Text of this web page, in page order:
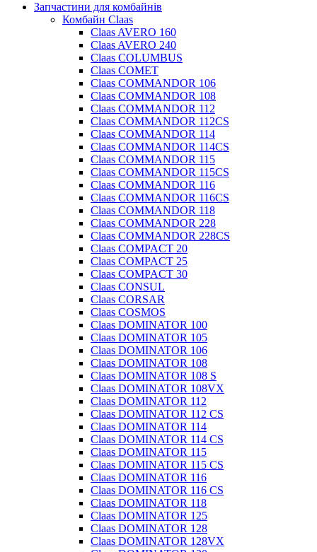
Запчастини для комбайнів
Комбайн Claas
Claas AVERO 160
Claas AVERO 240
Claas COLUMBUS
Claas COMET
Claas COMMANDOR 106
Claas COMMANDOR 108
Claas COMMANDOR 112
Claas COMMANDOR 112CS
Claas COMMANDOR 114
Claas COMMANDOR 114CS
Claas COMMANDOR 115
Claas COMMANDOR 115CS
Claas COMMANDOR 116
Claas COMMANDOR 116CS
Claas COMMANDOR 118
Claas COMMANDOR 228
Claas COMMANDOR 228CS
Claas COMPACT 20
Claas COMPACT 25
Claas COMPACT 30
Claas CONSUL
Claas CORSAR
Claas COSMOS
Claas DOMINATOR 100
Claas DOMINATOR 105
Claas DOMINATOR 106
Claas DOMINATOR 108
Claas DOMINATOR 108 S
Claas DOMINATOR 108VX
Claas DOMINATOR 112
Claas DOMINATOR 112 CS
Claas DOMINATOR 114
Claas DOMINATOR 114 CS
Claas DOMINATOR 115
Claas DOMINATOR 115 CS
Claas DOMINATOR 116
Claas DOMINATOR 116 CS
Claas DOMINATOR 118
Claas DOMINATOR 125
Claas DOMINATOR 128
Claas DOMINATOR 128VX